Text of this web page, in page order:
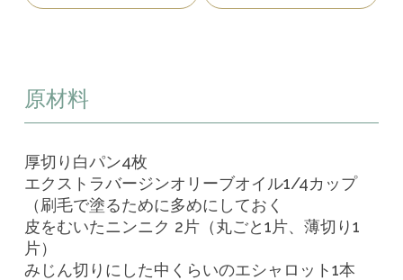
原材料
厚切り白パン4枚
エクストラバージンオリーブオイル1/4カップ
（刷毛で塗るために多めにしておく
皮をむいたニンニク 2片（丸ごと1片、薄切り1
片）
みじん切りにした中くらいのエシャロット1本